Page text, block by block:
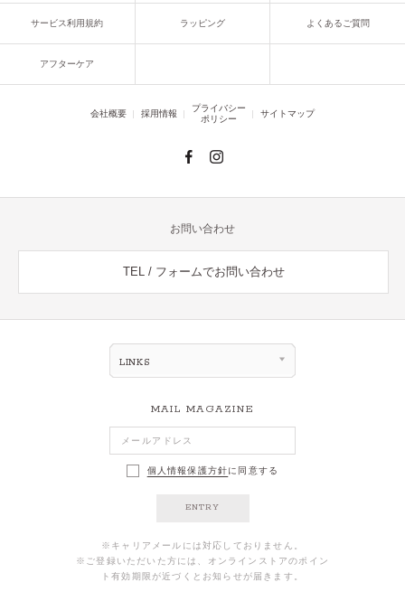
サービス利用規約 ラッピング よくあるご質問
アフターケア
会社概要 採用情報
プライバシー
ポリシー
サイトマップ
お問い合わせ
TEL / フォームでお問い合わせ
LINKS
MAIL MAGAZINE
個人情報保護方針に同意する
ENTRY
※キャリアメールには対応しておりません。
※ご登録いただいた方には、オンラインストアのポイン
ト有効期限が近づくとお知らせが届きます。